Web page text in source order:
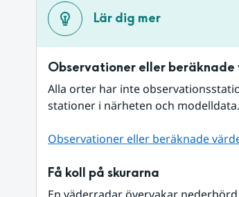
Lär dig mer
Observationer eller beräknade
Alla orter har inte
stationer i närheten och modelldata.
Observationer eller beräknade
Få koll på skurarna